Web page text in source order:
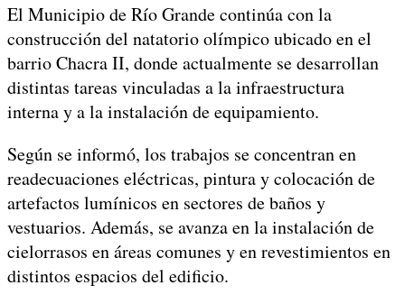
El Municipio de Río Grande continúa con la
construcción del natatorio olímpico ubicado en el
barrio Chacra II, donde actualmente se desarrollan
distintas tareas vinculadas a la infraestructura
interna y a la instalación de equipamiento.
Según se informó, los trabajos se concentran en
readecuaciones eléctricas, pintura y colocación de
artefactos lumínicos en sectores de baños y
vestuarios. Además, se avanza en la instalación de
cielorrasos en áreas comunes y en revestimientos en
distintos espacios del edificio.